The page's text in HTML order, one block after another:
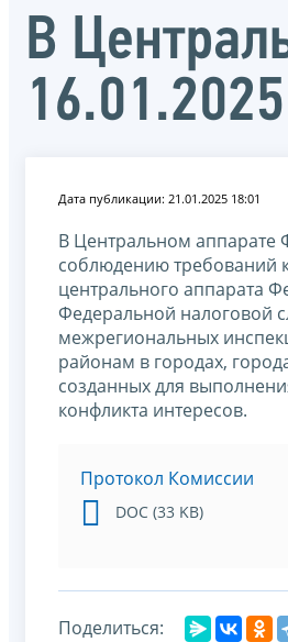
В
Дата публикации: 21.01.2025 18:01
В Центральном аппарате
соблюдению требований
центрального аппарата
Федеральной налоговой
межрегиональных
районам в городах,
созданных для
конфликта интересов.
Протокол Комиссии
DOC (33 KB)
Поделиться: